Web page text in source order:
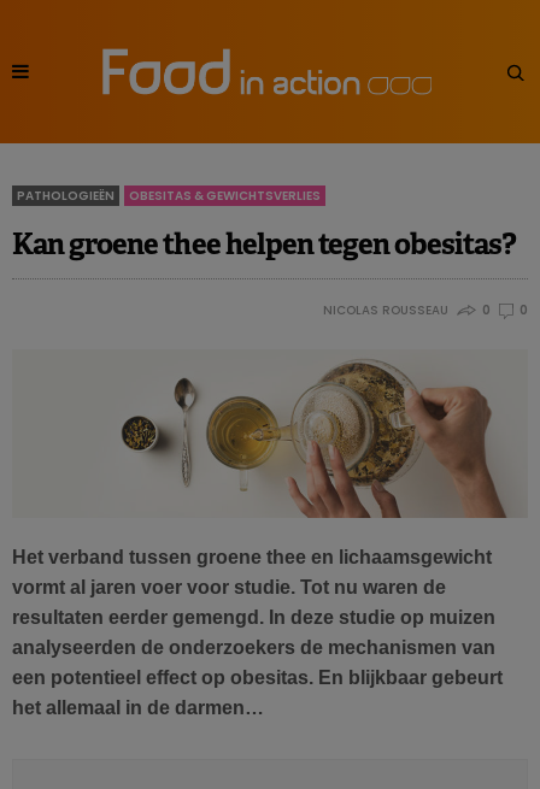
PATHOLOGIEËN OBESITAS & GEWICHTSVERLIES
Kan groene thee helpen tegen obesitas?
NICOLAS ROUSSEAU 0 0
Het verband tussen groene thee en lichaamsgewicht
vormt al jaren voer voor studie. Tot nu waren de
resultaten eerder gemengd. In deze studie op muizen
analyseerden de onderzoekers de mechanismen van
een potentieel effect op obesitas. En blijkbaar gebeurt
het allemaal in de darmen…